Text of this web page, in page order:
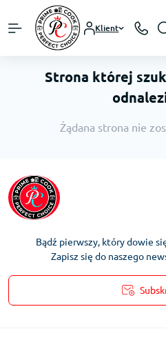
Klient
Strona której
Żądana strona nie
Bądź pierwszy, który dowie
Zapisz się do naszego